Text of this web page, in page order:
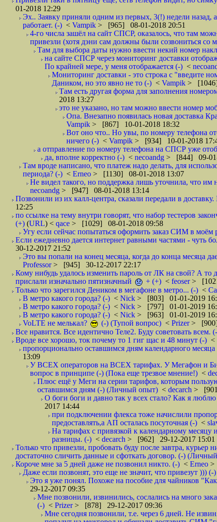
01-2018 12:29
Эх.. Заявку приняли одним из первых, 3(!) недели назад,
работает. (-) < Vampik > [965] 08-01-2018 20:51
4-го числа зашёл на сайт СПСР, оказалось, что там
привезли (хотя дэни сам должны были созвониться со
Там для выбора даты нужно ввести некий номер
на сайте СПСР через мониторинг доставки
По крайней мере, у меня отображается (-) <
Мониторинг доставки - это строка с "введите
Даником, но это явно не то (-) < Vampik >
Там есть другая форма для заполнения
2018 13:27
это не указано, но там можно ввести номер
Опа. Внезапно появилась новая доставка
Vampik > [867] 10-01-2018 18:32
Вот оно что.. Но увы, по номеру телефона
ничего (-) < Vampik > [934] 10-01-2018
а отправление по номеру телефона на СПСР уже
да, вполне корректно (-) < necoandg > [844] 09-01-
Там вроде написано, что платеж надо делать, для
периода? (-) < Erneo > [1130] 08-01-2018 13:07
Не видел такого, но поддержка лишь уточнила, что
necoandg > [947] 08-01-2018 13:14
Позвонили из их калл-центра, сказали передали в
12:25
по ссылке на тему внутри говорят, что набор тестеров
(+) (URL) < qace > [1029] 08-01-2018 09:58
Угу если сейчас попытаться оформить заказ СИМ в моём
Если ежедневно дается интернет равными частями - чуть
30-12-2017 21:52
Это вы попали на конец месяца, когда до конца месяца
Professor> [945] 30-12-2017 22:17
Кому нибудь удалось изменить пароль от ЛК на свой? А то
прислали изначально пятизначный
+ (+) < feoser>
Только что зарегился Деником в мегафоне в метро... (-) <
В метро какого города? (-) < Nick > [803] 01-01-2019
В метро какого города? (-) < Nick > [797] 01-01-2019
В метро какого города? (-) < Nick > [963] 01-01-2019
VoLTE не мелькал?
(-) (Тупой вопрос) < Prizer>
Все нравится. Все идентично Теле2. Буду советовать всем.
Вроде все хорошо, ток почему то 1 гиг щас и 48 минут (-) <
пропорционально оставшимся дням календарного
13:09
У ВСЕХ операторов на ВСЕХ тарифах. У Мегафон и Би
вопрос в принципе (-) (Пока еще трезвое мнение!) <
Плюс ещё у Меги на серии тарифов, которым
оставшимся дням (-) (Личный опыт) < decarch >
О боги боги и давно так у всех стало? Как я
2017 14:44
при подключении флекса тоже начислили
предоставлять,а АП осталась посуточная (-) <
На тарифах с привязкой к календарному
разницы. (-) < decarch > [962] 29-12-2017 15:01
Только что привезли, пробовать буду после завтра,
достаточно сличить данные и сфоткать договор. (-)
Короче мне за 5 дней даже не позвонил никто. (-) < Erneo >
Даже если позвонят, это еще не значит, что привезут ))) (-)
Это я уже понял. Похоже на пособие для чайников
29-12-2017 09:35
Мне позвонили, извинились, сослались на много
(-) < Prizer> [878] 29-12-2017 09:36
Мне сегодня позвонили, т.е. через 6 дней. Не